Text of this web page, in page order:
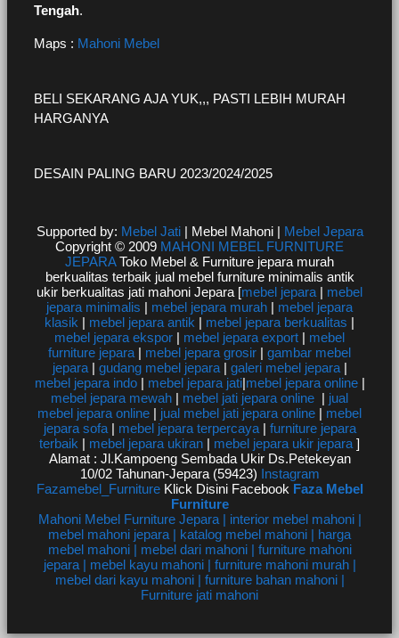
Tengah.
Maps : Mahoni Mebel
BELI SEKARANG AJA YUK,,, PASTI LEBIH MURAH
HARGANYA
DESAIN PALING BARU 2023/2024/2025
Supported by: Mebel Jati| Mebel Mahoni | Mebel Jepara
Copyright © 2009 MAHONI MEBEL FURNITURE
JEPARAToko Mebel & Furniture jepara murah
berkualitas terbaik jual mebel furniture minimalis antik
ukir berkualitas jati mahoni Jepara [mebel jepara | mebel
jepara minimalis | mebel jepara murah | mebel jepara
klasik | mebel jepara antik | mebel jepara berkualitas |
mebel jepara ekspor | mebel jepara export | mebel
furniture jepara | mebel jepara grosir | gambar mebel
jepara| gudang mebel jepara| galeri mebel jepara|
mebel jepara indo| mebel jepara jati|mebel jepara online|
mebel jepara mewah | mebel jati jepara online | jual
mebel jepara online | jual mebel jati jepara online | mebel
jepara sofa| mebel jepara terpercaya| furniture jepara
terbaik | mebel jepara ukiran | mebel jepara ukir jepara ]
Alamat : Jl.Kampoeng Sembada Ukir Ds.Petekeyan
10/02 Tahunan-Jepara (59423) Instagram
Fazamebel_FurnitureKlick Disini Facebook Faza Mebel
Furniture
Mahoni Mebel Furniture Jepara | interior mebel mahoni |
mebel mahoni jepara | katalog mebel mahoni | harga
mebel mahoni | mebel dari mahoni | furniture mahoni
jepara | mebel kayu mahoni | furniture mahoni murah |
mebel dari kayu mahoni | furniture bahan mahoni |
Furniture jati mahoni